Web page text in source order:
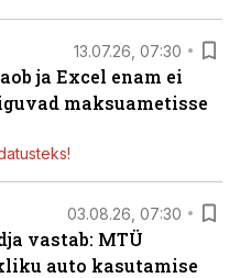
13.07.26, 07:30
ja Excel enam ei
maksuametisse
03.08.26, 07:30
vastab: MTÜ
auto kasutamise